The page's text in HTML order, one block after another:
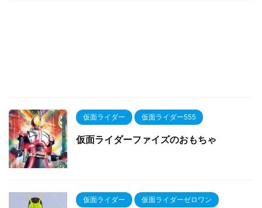
仮面ライダー 仮面ライダー555
仮面ライダーファイズのおもちゃ
仮面ライダー 仮面ライダーゼロワン